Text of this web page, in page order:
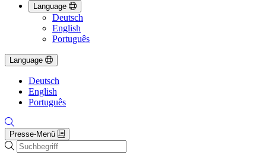
Language
Deutsch
English
Português
Language
Deutsch
English
Português
Presse-Menü
Suche